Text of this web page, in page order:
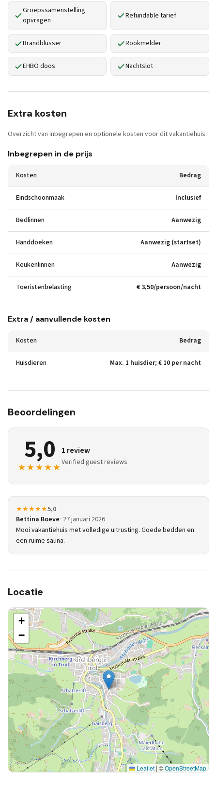
Groepssamenstelling
opvragen
Refundable tarief
Brandblusser Rookmelder
EHBO doos Nachtslot
Extra kosten
Overzicht van inbegrepen en optionele kosten voor dit vakantiehuis.
Inbegrepen in de prijs
Kosten Bedrag
Eindschoonmaak Inclusief
Bedlinnen Aanwezig
Handdoeken Aanwezig (startset)
Keukenlinnen Aanwezig
Toeristenbelasting € 3,50/persoon/nacht
Extra / aanvullende kosten
Kosten Bedrag
Huisdieren Max. 1 huisdier; € 10 per nacht
Beoordelingen
5,0
★★★★★
1 review
Verified guest reviews
★★★★★5,0
Bettina Boeve 27 januari 2026
Mooi vakantiehuis met volledige uitrusting. Goede bedden en
een ruime sauna.
Locatie
+
−
Leaflet | ©OpenStreetMap